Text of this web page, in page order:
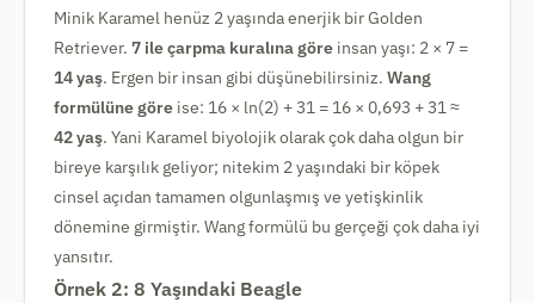
Minik Karamel henüz 2 yaşında enerjik bir Golden
Retriever. 7 ile çarpma kuralına göre insan yaşı: 2 × 7 =
14 yaş. Ergen bir insan gibi düşünebilirsiniz. Wang
formülüne göre ise: 16 × ln(2) + 31 = 16 × 0,693 + 31 ≈
42 yaş. Yani Karamel biyolojik olarak çok daha olgun bir
bireye karşılık geliyor; nitekim 2 yaşındaki bir köpek
cinsel açıdan tamamen olgunlaşmış ve yetişkinlik
dönemine girmiştir. Wang formülü bu gerçeği çok daha iyi
yansıtır.
Örnek 2: 8 Yaşındaki Beagle